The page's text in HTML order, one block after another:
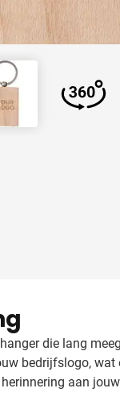
View larger image
die lang
bedrijfslogo,
aan